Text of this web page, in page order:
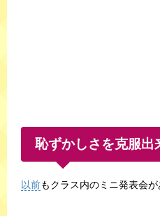
恥ずかしさを克服出
以前もクラス内のミニ発表会